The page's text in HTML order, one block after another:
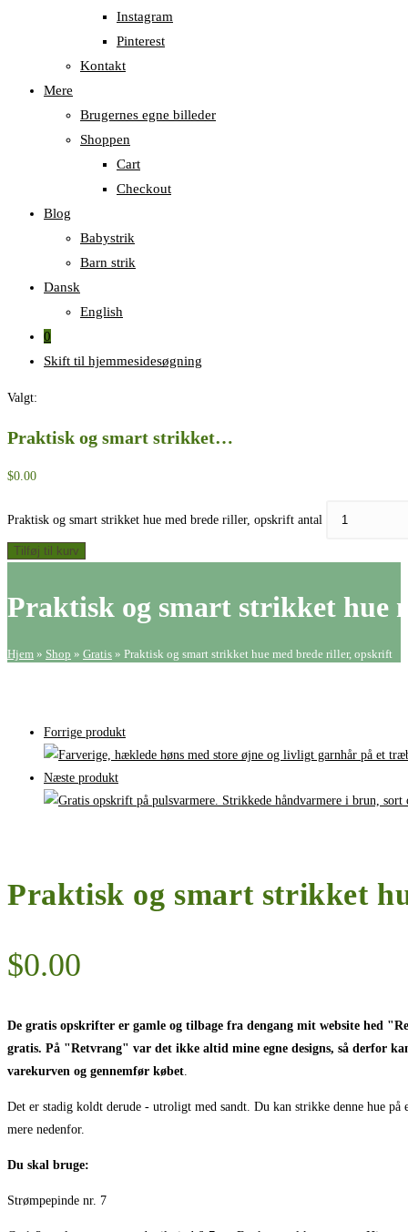
Instagram
Pinterest
Kontakt
Mere
Brugernes egne billeder
Shoppen
Cart
Checkout
Blog
Babystrik
Barn strik
Dansk
English
0
Skift til hjemmesidesøgning
Valgt:
Praktisk og smart strikket…
$0.00
Praktisk og smart strikket hue med brede riller, opskrift antal
Tilføj til kurv
Praktisk og smart strikket hue
Hjem » Shop » Gratis » Praktisk og smart strikket hue med brede riller, opskrift
Forrige produkt
Næste produkt
Praktisk og smart strikket
$0.00
De gratis opskrifter er gamle og tilbage fra dengang mit website hed
gratis. På "Retvrang" var det ikke altid mine egne designs, så derfor
varekurven og gennemfør købet.
Det er stadig koldt derude - utroligt med sandt. Du kan strikke denne hue
mere nedenfor.
Du skal bruge:
Strømpepinde nr. 7